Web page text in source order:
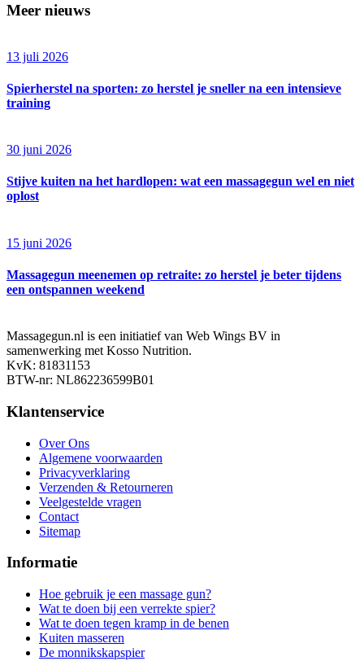
Meer nieuws
13 juli 2026
Spierherstel na sporten: zo herstel je sneller na een intensieve
training
30 juni 2026
Stijve kuiten na het hardlopen: wat een massagegun wel en niet
oplost
15 juni 2026
Massagegun meenemen op retraite: zo herstel je beter tijdens
een ontspannen weekend
Massagegun.nl is een initiatief van Web Wings BV in
samenwerking met Kosso Nutrition.
KvK: 81831153
BTW-nr: NL862236599B01
Klantenservice
Over Ons
Algemene voorwaarden
Privacyverklaring
Verzenden & Retourneren
Veelgestelde vragen
Contact
Sitemap
Informatie
Hoe gebruik je een massage gun?
Wat te doen bij een verrekte spier?
Wat te doen tegen kramp in de benen
Kuiten masseren
De monnikskapspier